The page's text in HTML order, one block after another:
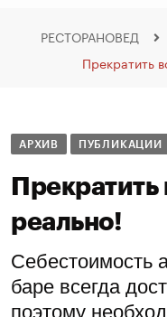
РЕСТОРАНОВЕД
Прекратить
АРХИВ ПУБЛИКАЦИИ
Прекратить
реально!
Себестоимость
баре всегда
поэтому